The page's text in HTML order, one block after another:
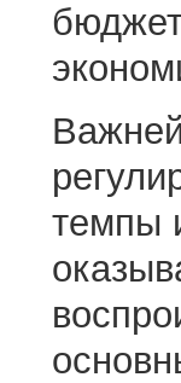
темпы